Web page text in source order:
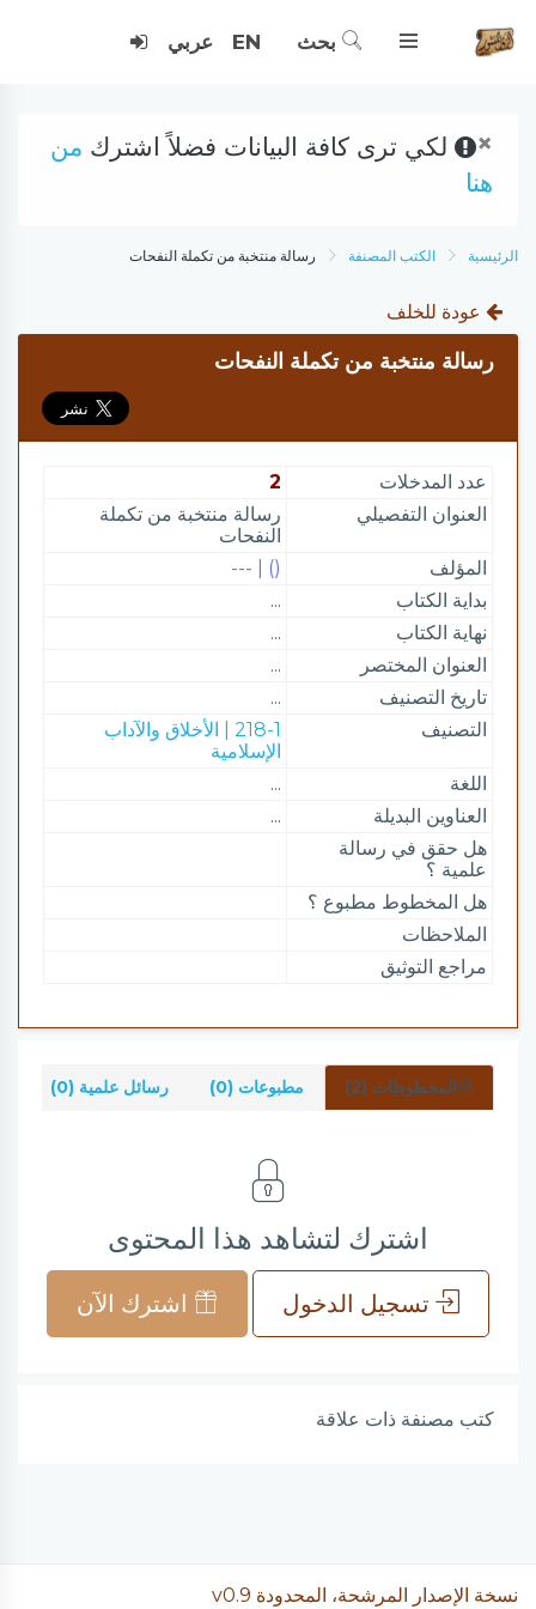
بحث EN عربي
× لكي ترى كافة البيانات فضلاً اشترك من
هنا
الرئيسية الكتب المصنفة رسالة منتخبة من تكملة النفحات
عودة للخلف
رسالة منتخبة من تكملة النفحات
عدد المدخلات
2
العنوان التفصيلي
رسالة منتخبة من تكملة
النفحات
المؤلف
() | ---
بداية الكتاب
...
نهاية الكتاب
...
العنوان المختصر
...
تاريخ التصنيف
...
التصنيف
218-1 | الأخلاق والآداب
الإسلامية
اللغة
...
العناوين البديلة
...
هل حقق في رسالة
علمية ؟
هل المخطوط مطبوع ؟
الملاحظات
مراجع التوثيق
المخطوطات (2) مطبوعات (0) رسائل علمية (0)
اشترك لتشاهد هذا المحتوى
تسجيل الدخول اشترك الآن
كتب مصنفة ذات علاقة
نسخة الإصدار المرشحة، المحدودة v0.9